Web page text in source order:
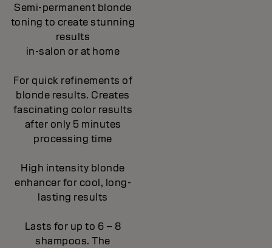
Semi-permanent blonde
toning to create stunning
results
in-salon or at home
For quick refinements of
blonde results. Creates
fascinating color results
after only 5 minutes
processing time
High intensity blonde
enhancer for cool, long-
lasting results
Lasts for up to 6 – 8
shampoos. The